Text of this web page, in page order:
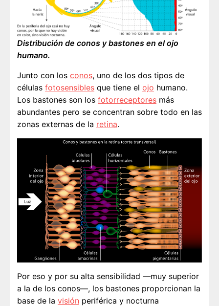
Distribución de conos y bastones en el ojo
humano.
Junto con los conos, uno de los dos tipos de
células fotosensibles que tiene el ojo humano.
Los bastones son los fotorreceptores más
abundantes pero se concentran sobre todo en las
zonas externas de la retina.
Por eso y por su alta sensibilidad —muy superior
a la de los conos—, los bastones proporcionan la
base de la visión periférica y nocturna